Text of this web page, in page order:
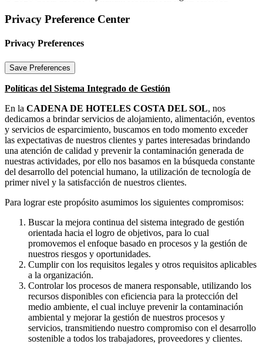
Privacy Preference Center
Privacy Preferences
Políticas del Sistema Integrado de Gestión
En la CADENA DE HOTELES COSTA DEL SOL, nos
dedicamos a brindar servicios de alojamiento, alimentación, eventos
y servicios de esparcimiento, buscamos en todo momento exceder
las expectativas de nuestros clientes y partes interesadas brindando
una atención de calidad y prevenir la contaminación generada de
nuestras actividades, por ello nos basamos en la búsqueda constante
del desarrollo del potencial humano, la utilización de tecnología de
primer nivel y la satisfacción de nuestros clientes.
Para lograr este propósito asumimos los siguientes compromisos:
Buscar la mejora continua del sistema integrado de gestión
orientada hacia el logro de objetivos, para lo cual
promovemos el enfoque basado en procesos y la gestión de
nuestros riesgos y oportunidades.
Cumplir con los requisitos legales y otros requisitos aplicables
a la organización.
Controlar los procesos de manera responsable, utilizando los
recursos disponibles con eficiencia para la protección del
medio ambiente, el cual incluye prevenir la contaminación
ambiental y mejorar la gestión de nuestros procesos y
servicios, transmitiendo nuestro compromiso con el desarrollo
sostenible a todos los trabajadores, proveedores y clientes.